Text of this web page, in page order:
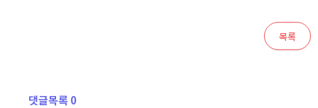
목록
댓글목록 0